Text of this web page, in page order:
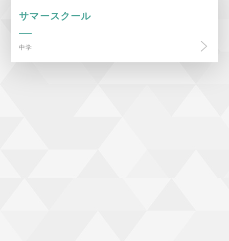
サマースクール
中学